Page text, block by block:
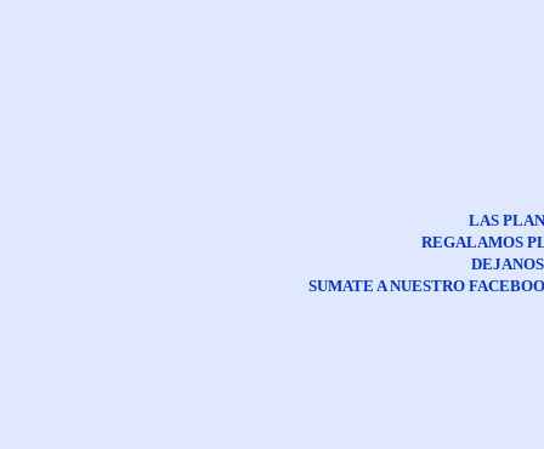
LAS
REGALAMOS
SUMATE A NUESTRO